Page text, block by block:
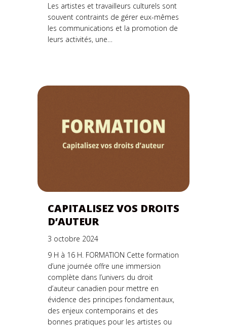
Les artistes et travailleurs culturels sont
souvent contraints de gérer eux-mêmes
les communications et la promotion de
leurs activités, une…
CAPITALISEZ VOS DROITS
D’AUTEUR
3 octobre 2024
9 H à 16 H. FORMATION Cette formation
d’une journée offre une immersion
complète dans l’univers du droit
d’auteur canadien pour mettre en
évidence des principes fondamentaux,
des enjeux contemporains et des
bonnes pratiques pour les artistes ou